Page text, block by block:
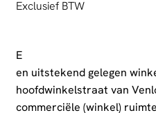
Exclusief BTW
E
en uitstekend gelegen
hoofdwinkelstraat van
commerciële (winkel)